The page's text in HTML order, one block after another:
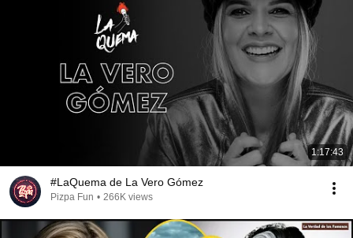
1:17:43
#LaQuema de La Vero Gómez
Pizpa Fun • 266K views